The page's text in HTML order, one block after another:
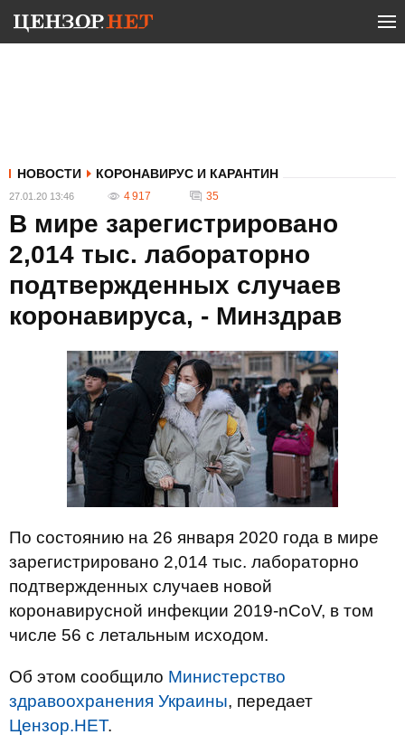
НОВОСТИ КОРОНАВИРУС И КАРАНТИН
27.01.20 13:46 4 917 35
В мире зарегистрировано
2,014 тыс. лабораторно
подтвержденных случаев
коронавируса, - Минздрав
По состоянию на 26 января 2020 года в мире
зарегистрировано 2,014 тыс. лабораторно
подтвержденных случаев новой
коронавирусной инфекции 2019-nCoV, в том
числе 56 с летальным исходом.
Об этом сообщило Министерство
здравоохранения Украины, передает
Цензор.НЕТ.